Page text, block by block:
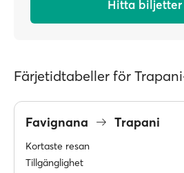
Hitta biljetter
Färjetidtabeller för
Favignana Trapani
Kortaste resan
Tillgänglighet